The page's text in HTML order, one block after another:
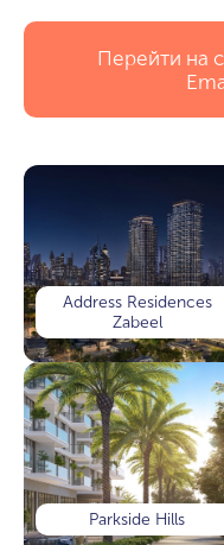
Перейти на
Address Residences
Zabeel
Parkside Hills